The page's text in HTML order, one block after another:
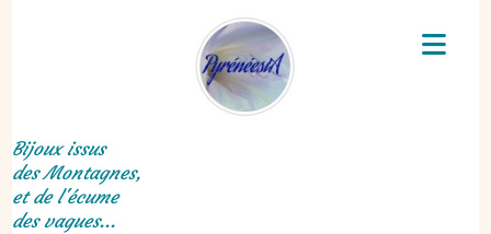
Bijoux issus
des Montagnes,
et de l'écume
des vagues...